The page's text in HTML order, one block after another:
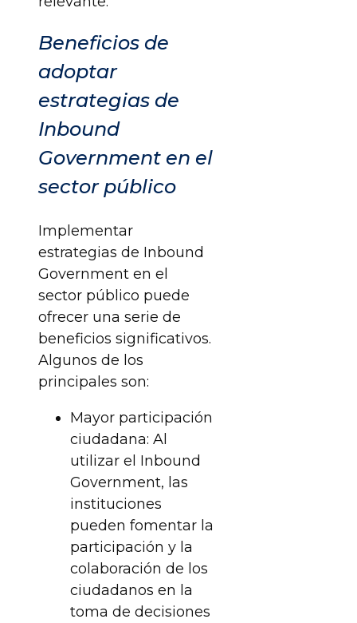
Beneficios de
adoptar
estrategias de
Inbound
Government en el
sector público
Implementar
estrategias de Inbound
Government en el
sector público puede
ofrecer una serie de
beneficios significativos.
Algunos de los
principales son:
Mayor participación
ciudadana: Al
utilizar el Inbound
Government, las
instituciones
pueden fomentar la
participación y la
colaboración de los
ciudadanos en la
toma de decisiones